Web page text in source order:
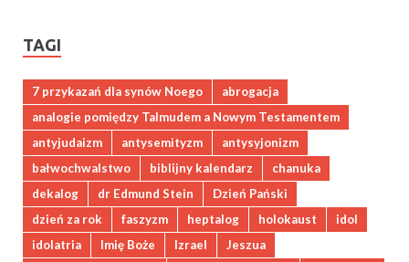
TAGI
7 przykazań dla synów Noego
abrogacja
analogie pomiędzy Talmudem a Nowym Testamentem
antyjudaizm
antysemityzm
antysyjonizm
bałwochwalstwo
biblijny kalendarz
chanuka
dekalog
dr Edmund Stein
Dzień Pański
dzień za rok
faszyzm heptalog holokaust
idol
idolatria
Imię Boże Izrael
Jeszua